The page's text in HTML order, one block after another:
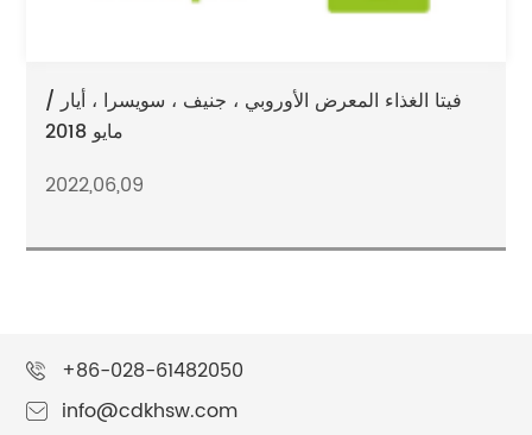
فيتا الغذاء المعرض الأوروبي ، جنيف ، سويسرا ، أيار /
مايو 2018
2022,06,09
+86-028-61482050
info@cdkhsw.com